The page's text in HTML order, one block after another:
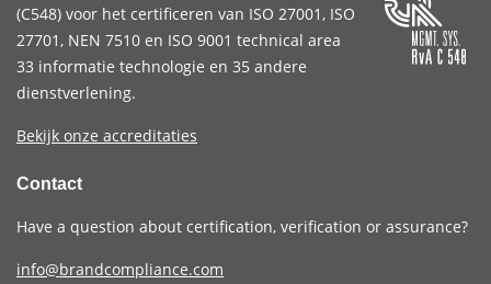
(C548) voor het certificeren van ISO 27001, ISO
27701, NEN 7510 en ISO 9001 technical area
33 informatie technologie en 35 andere
dienstverlening.
Bekijk onze accreditaties
Contact
Have a question about certification, verification or assurance?
info@brandcompliance.com